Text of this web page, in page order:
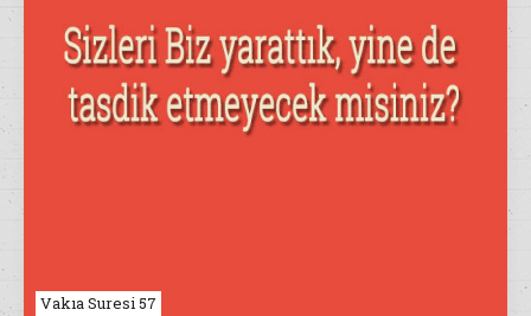
Vakıa Suresi 57
Nahl Suresi 17